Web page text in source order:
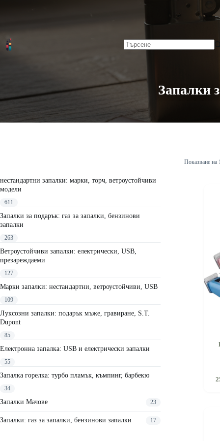
Запалки
Показване на
нестандартни запалки: марки, торч, ветроустойчиви
модели
611
Запалки за подарък: газ за запалки, бензинови
запалки
263
Ветроустойчиви запалки: електрически, USB,
презареждаеми
127
Марки запалки: нестандартни, ветроустойчиви, USB
109
Луксозни запалки: подарък мъже, гравиране, S.T.
Dupont
85
Електронна запалка: USB и електрически запалки
55
Запалка горелка: турбо пламък, къмпинг, барбекю
34
Запалки Мачове 23
Запалки: газ за запалки, бензинови запалки 17